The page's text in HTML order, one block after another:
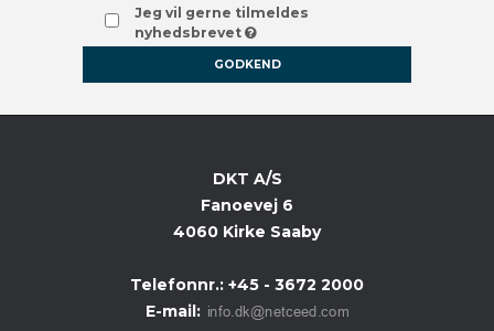
Jeg vil gerne tilmeldes
nyhedsbrevet
GODKEND
DKT A/S
Fanoevej 6
4060 Kirke Saaby
Telefonnr.: +45 - 3672 2000
E-mail: